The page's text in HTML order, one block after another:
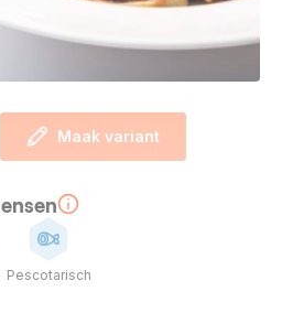
Maak variant
Pescotarisch